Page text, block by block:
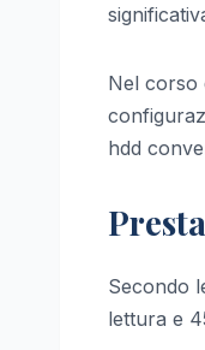
Nel corso
hdd
Secondo
lettura e